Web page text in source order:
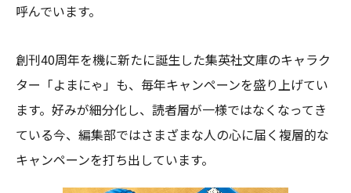
呼んでいます。
創刊40周年を機に新たに誕生した集英社文庫のキャラク
ター「よまにゃ」も、毎年キャンペーンを盛り上げてい
ます。好みが細分化し、読者層が一様ではなくなってき
ている今、編集部ではさまざまな人の心に届く複層的な
キャンペーンを打ち出しています。